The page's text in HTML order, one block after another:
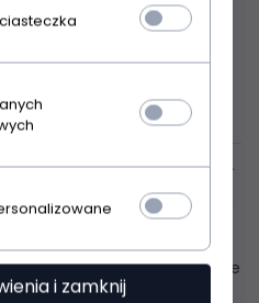
szt.
Rewelacyjna sukienka
wyglądać na każdej sylwetce
dni i zamknij